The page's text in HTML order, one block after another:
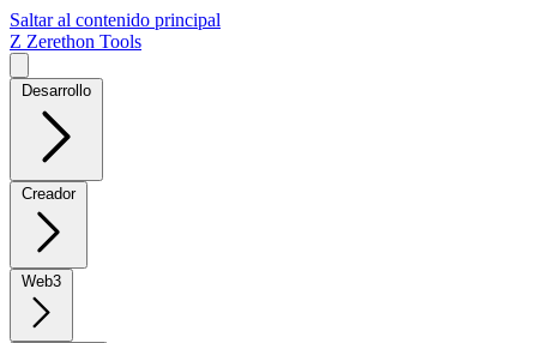
Saltar al contenido principal
Z Zerethon Tools
Desarrollo
Creador
Web3